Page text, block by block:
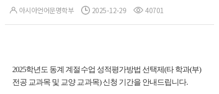
아시아언어문명학부 2025-12-29 40701
2025학년도 동계 계절수업 성적평가방법 선택제(타 학과(부)
전공 교과목 및 교양 교과목) 신청 기간을 안내드립니다.